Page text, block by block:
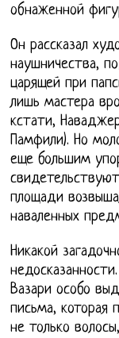
обнаженной
Он рассказал
наушничества,
царящей при
лишь мастера
кстати,
Памфили). Но
еще большим
площади
наваленных
Никакой
Вазари особо
письма, которая
не только